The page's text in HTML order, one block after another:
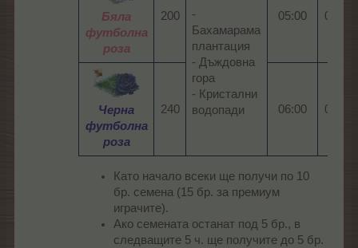
Бяла
футболна
роза
200​
-
Бахамарама
плантация
- Дъждовна
гора
- Кристални
водопади
05:00​ 04:24​
Черна
футболна
роза
240​ 06:00​ 04:48​
Като начало всеки ще получи по 10
бр. семена (15 бр. за премиум
играчите).
Ако семената останат под 5 бр., в
следващите 5 ч. ще получите до 5 бр.